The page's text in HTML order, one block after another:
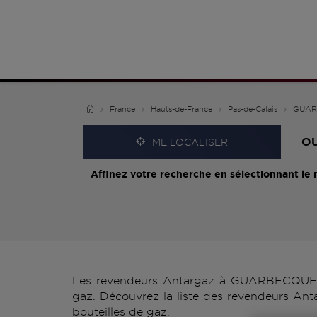
France Hauts-de-France Pas-de-Calais
ME LOCALISER
Affinez votre recherche en sélectionnant le
Les revendeurs Antargaz à
gaz. Découvrez la liste des revendeurs
bouteilles de gaz.